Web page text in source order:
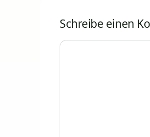
Schreibe einen
Kommentar